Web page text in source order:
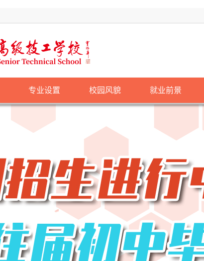
专业设置 校园风貌 就业前景